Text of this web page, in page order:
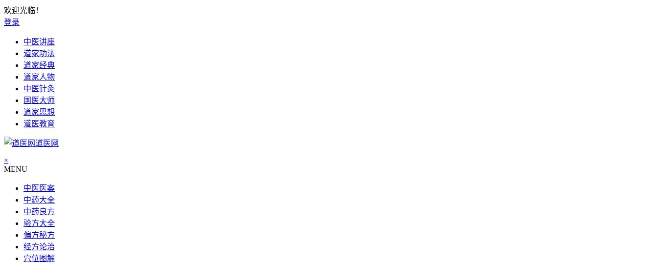
欢迎光临！
登录
中医讲座
道家功法
道家经典
道家人物
中医针灸
国医大师
道家思想
道医教育
道医网
×
MENU
中医医案
中药大全
中药良方
验方大全
偏方秘方
经方论治
穴位图解